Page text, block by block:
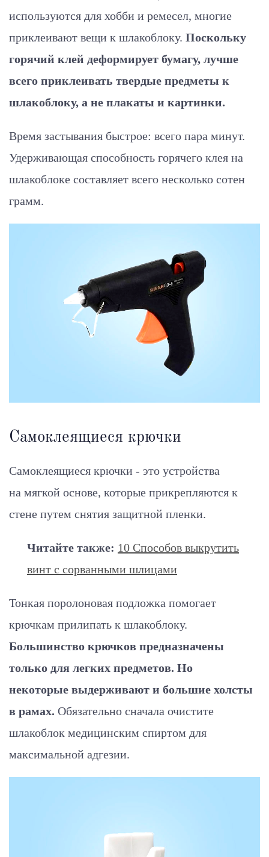
используются для хобби и ремесел, многие
приклеивают вещи к шлакоблоку. Поскольку
горячий клей деформирует бумагу, лучше
всего приклеивать твердые предметы к
шлакоблоку, а не плакаты и картинки.
Время застывания быстрое: всего пара минут.
Удерживающая способность горячего клея на
шлакоблоке составляет всего несколько сотен
грамм.
Самоклеящиеся крючки
Самоклеящиеся крючки - это устройства
на мягкой основе, которые прикрепляются к
стене путем снятия защитной пленки.
Читайте также: 10 Способов выкрутить
винт с сорванными шлицами
Тонкая поролоновая подложка помогает
крючкам прилипать к шлакоблоку.
Большинство крючков предназначены
только для легких предметов. Но
некоторые выдерживают и большие холсты
в рамах. Обязательно сначала очистите
шлакоблок медицинским спиртом для
максимальной адгезии.